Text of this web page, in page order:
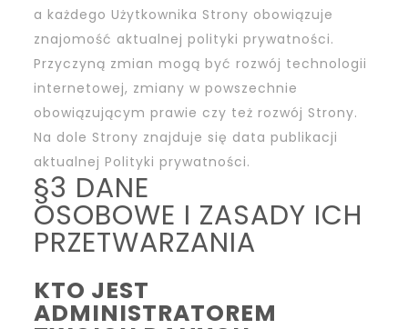
a każdego Użytkownika Strony obowiązuje
znajomość aktualnej polityki prywatności.
Przyczyną zmian mogą być rozwój technologii
internetowej, zmiany w powszechnie
obowiązującym prawie czy też rozwój Strony.
Na dole Strony znajduje się data publikacji
aktualnej Polityki prywatności.
§3 DANE
OSOBOWE I ZASADY ICH
PRZETWARZANIA
KTO JEST
ADMINISTRATOREM